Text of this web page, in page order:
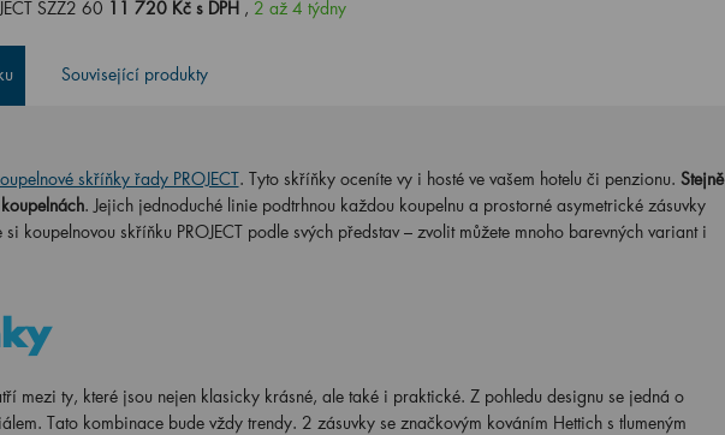
SZZ2 60 11 720 Kč s DPH , 2 až 4 týdny
Související produkty
skříňky řady PROJECT. Tyto skříňky oceníte vy i hosté ve vašem hotelu či penzionu. Stejně
. Jejich jednoduché linie podtrhnou každou koupelnu a prostorné asymetrické zásuvky
koupelnovou skříňku PROJECT podle svých představ – zvolit můžete mnoho barevných variant i
mezi ty, které jsou nejen klasicky krásné, ale také i praktické. Z pohledu designu se jedná o
Tato kombinace bude vždy trendy. 2 zásuvky se značkovým kováním Hettich s tlumeným